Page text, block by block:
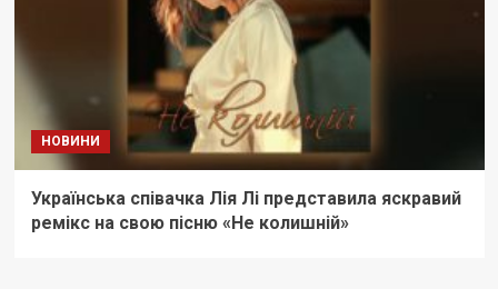
НОВИНИ
Українська співачка Лія Лі представила яскравий
ремікс на свою пісню «Не колишній»